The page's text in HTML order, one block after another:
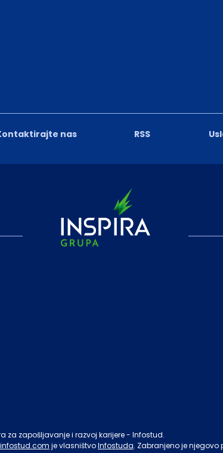
nas RSS
za zapošljavanje i razvoj karijere - Infostud.
je vlasništvoInfostuda. Zabranjeno je njegovo